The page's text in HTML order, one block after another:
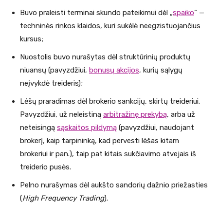
Buvo praleisti terminai skundo pateikimui dėl „spaiko” —
techninės rinkos klaidos, kuri sukėlė neegzistuojančius
kursus;
Nuostolis buvo nurašytas dėl struktūrinių produktų
niuansų (pavyzdžiui, bonusų akcijos, kurių sąlygų
neįvykdė treideris);
Lėšų praradimas dėl brokerio sankcijų, skirtų treideriui.
Pavyzdžiui, už neleistiną arbitražinę prekybą, arba už
neteisingą sąskaitos pildymą (pavyzdžiui, naudojant
brokerį, kaip tarpininką, kad pervesti lėšas kitam
brokeriui ir pan.), taip pat kitais sukčiavimo atvejais iš
treiderio pusės.
Pelno nurašymas dėl aukšto sandorių dažnio priežasties
(High Frequency Trading).